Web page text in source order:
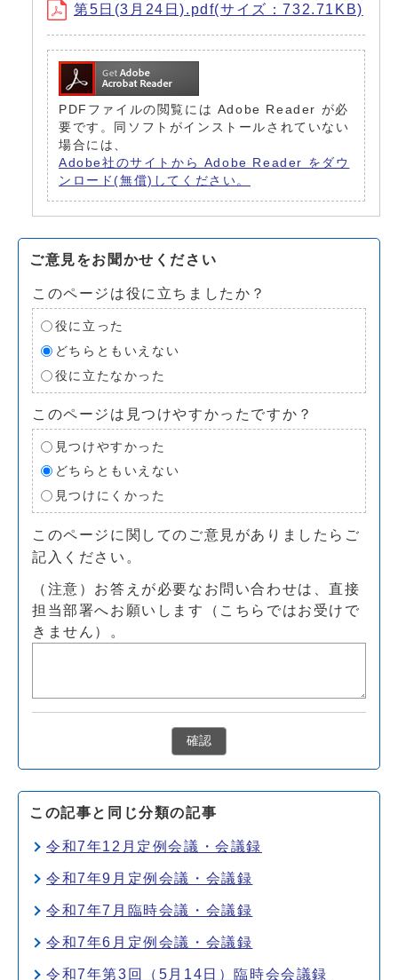
第5日(3月24日).pdf(サイズ：732.71KB)
PDFファイルの閲覧には Adobe Reader が必
要です。同ソフトがインストールされていない
場合には、
Adobe社のサイトから Adobe Reader をダウ
ンロード(無償)してください。
ご意見をお聞かせください
このページは役に立ちましたか？
役に立った
どちらともいえない
役に立たなかった
このページは見つけやすかったですか？
見つけやすかった
どちらともいえない
見つけにくかった
このページに関してのご意見がありましたらご
記入ください。
（注意）お答えが必要なお問い合わせは、直接
担当部署へお願いします（こちらではお受けで
きません）。
確認
この記事と同じ分類の記事
令和7年12月定例会議・会議録
令和7年9月定例会議・会議録
令和7年7月臨時会議・会議録
令和7年6月定例会議・会議録
令和7年第3回（5月14日）臨時会会議録